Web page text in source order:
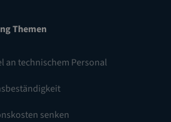
Themen
an technischem Personal
senken